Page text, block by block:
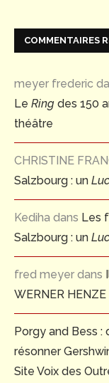
COMMENTAIRES
meyer frederic
Le Ring des 150
théâtre
CHRISTINE
Salzbourg : un
Kediha dans Les
Salzbourg : un
fred meyer dans
WERNER HENZE
Porgy and Bess
résonner
Site Voix des